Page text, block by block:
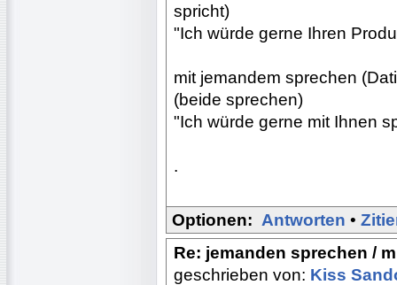
spricht)
"Ich würde gerne Ihren
mit jemandem sprechen
(beide sprechen)
"Ich würde gerne mit Ihnen
.
Optionen: Antworten •
Re: jemanden sprechen /
geschrieben von: Kiss